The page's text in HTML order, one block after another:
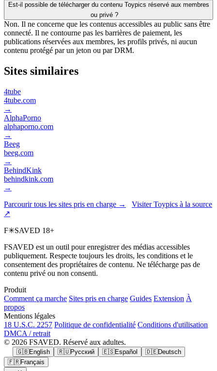
Est-il possible de télécharger du contenu Toypics réservé aux membres
ou privé ?
Non. Il ne concerne que les contenus accessibles au public sans être
connecté. Il ne contourne pas les barrières de paiement, les
publications réservées aux membres, les profils privés, ni aucun
contenu protégé par un jeton ou par DRM.
Sites similaires
4tube
4tube.com
→
AlphaPorno
alphaporno.com
→
Beeg
beeg.com
→
BehindKink
behindkink.com
→
Parcourir tous les sites pris en charge →
Visiter Toypics à la source
↗
F✳SAVED 18+
FSAVED est un outil pour enregistrer des médias accessibles
publiquement. Respecte toujours les droits, les conditions et le
consentement des propriétaires de contenu. Ne télécharge pas de
contenu privé ou non consenti.
Produit
Comment ça marche Sites pris en charge Guides Extension À
propos
Mentions légales
18 U.S.C. 2257 Politique de confidentialité Conditions d'utilisation
DMCA / retrait
© 2026 FSAVED. Réservé aux adultes.
🇬🇧English 🇷🇺Русский 🇪🇸Español 🇩🇪Deutsch
🇫🇷Français